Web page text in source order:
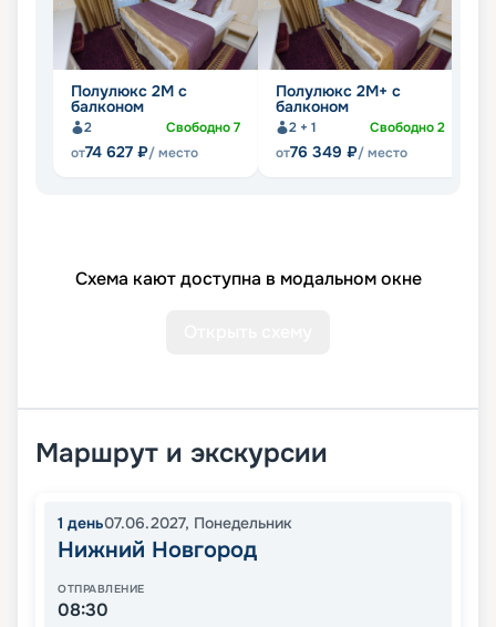
Полулюкс 2М с
балконом
2 Свободно7
от74 627 ₽/ место
Полулюкс 2М+ с
балконом
2 + 1 Свободно2
от76 349 ₽/ место
Схема кают доступна в модальном окне
Маршрут и экскурсии
1 день07.06.2027, Понедельник
Нижний Новгород
ОТПРАВЛЕНИЕ
08:30